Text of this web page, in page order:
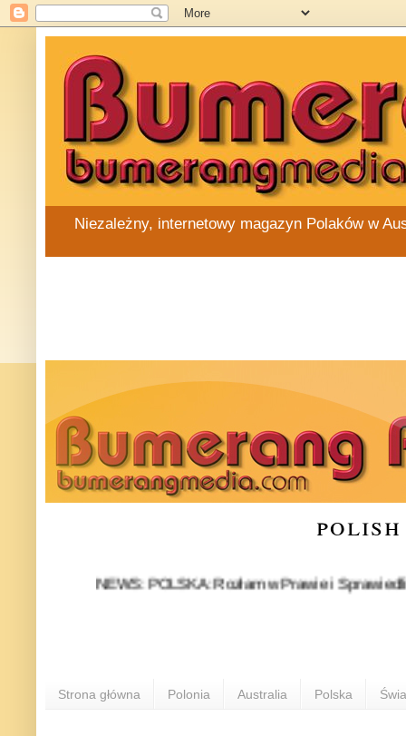
Niezależny, internetowy magazyn Polaków w
NEWS: POLSKA: Rozłam w Prawie i
Strona główna Polonia Australia Polska